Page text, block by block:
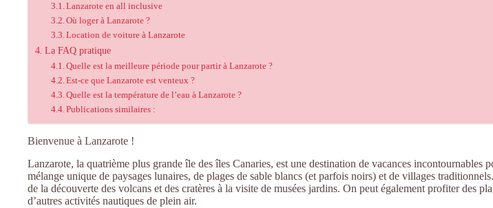
Lanzarote en all inclusive
Où loger à Lanzarote ?
Location de voiture à Lanzarote
La FAQ pratique
Quelle est la meilleure période pour partir à Lanzarote ?
Est-ce que Lanzarote est venteux ?
Quelle est la température de l’eau à Lanzarote ?
Publications similaires :
Bienvenue à Lanzarote !
Lanzarote, la quatrième plus grande île des îles Canaries, est une destination de vacances
mélange unique de paysages lunaires, de plages de sable blancs (et parfois noirs) et de villages
de la découverte des volcans et des cratères à la visite de musées jardins. On peut également profiter des
d’autres activités nautiques de plein air.